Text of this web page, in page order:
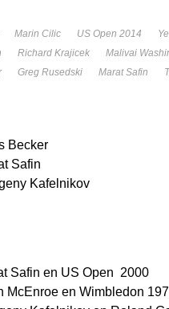
Marin Cilic US Open 2014
Richard Krajicek
Malivai
Greg Rusedski Marat Safin
Becker
Safin
Kafelnikov
Safin en US Open 2000
McEnroe en Wimbledon